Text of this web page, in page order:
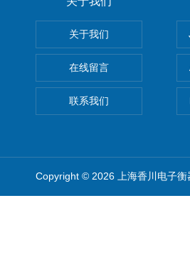
关于我们
在线留言
联系我们
Copyright © 2026 上海香川电子